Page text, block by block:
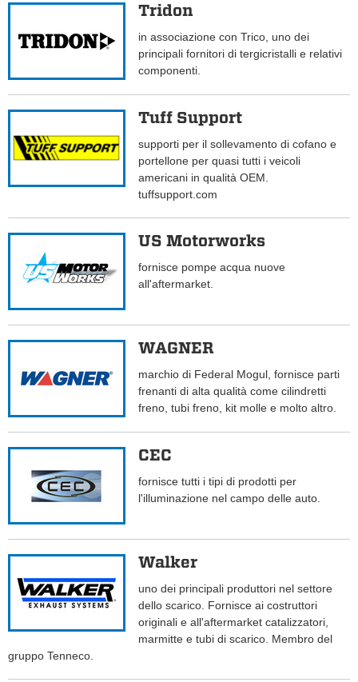
Tridon
in associazione con Trico, uno dei
principali fornitori di tergicristalli e relativi
componenti.
Tuff Support
supporti per il sollevamento di cofano e
portellone per quasi tutti i veicoli
americani in qualità OEM.
tuffsupport.com
US Motorworks
fornisce pompe acqua nuove
all'aftermarket.
WAGNER
marchio di Federal Mogul, fornisce parti
frenanti di alta qualità come cilindretti
freno, tubi freno, kit molle e molto altro.
CEC
fornisce tutti i tipi di prodotti per
l'illuminazione nel campo delle auto.
Walker
uno dei principali produttori nel settore
dello scarico. Fornisce ai costruttori
originali e all'aftermarket catalizzatori,
marmitte e tubi di scarico. Membro del
gruppo Tenneco.